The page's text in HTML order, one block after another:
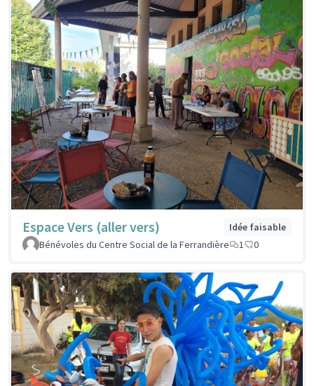
Espace Vers (aller vers)
Idée faisable
Bénévoles du Centre Social de la Ferrandière
1 0